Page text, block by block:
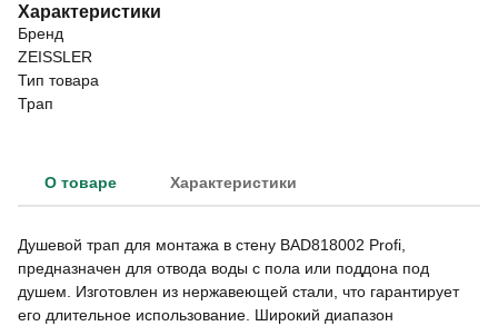
Характеристики
Бренд
ZEISSLER
Тип товара
Трап
О товаре Характеристики
Душевой трап для монтажа в стену BAD818002 Profi,
предназначен для отвода воды с пола или поддона под
душем. Изготовлен из нержавеющей стали, что гарантирует
его длительное использование. Широкий диапазон